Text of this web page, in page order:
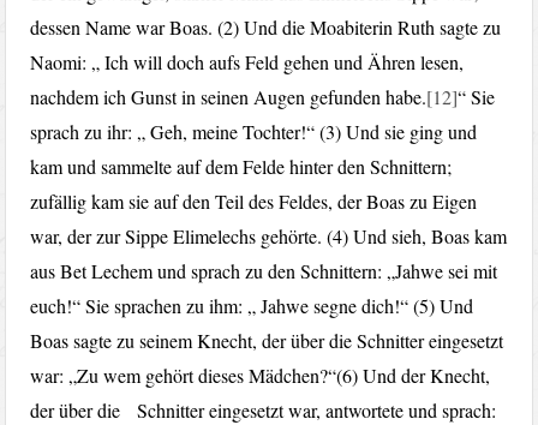
dessen Name war Boas. (2) Und die Moabiterin Ruth sagte zu
Naomi: „ Ich will doch aufs Feld gehen und Ähren lesen,
nachdem ich Gunst in seinen Augen gefunden habe.[12]“ Sie
sprach zu ihr: „ Geh, meine Tochter!“ (3) Und sie ging und
kam und sammelte auf dem Felde hinter den Schnittern;
zufällig kam sie auf den Teil des Feldes, der Boas zu Eigen
war, der zur Sippe Elimelechs gehörte. (4) Und sieh, Boas kam
aus Bet Lechem und sprach zu den Schnittern: „Jahwe sei mit
euch!“ Sie sprachen zu ihm: „ Jahwe segne dich!“ (5) Und
Boas sagte zu seinem Knecht, der über die Schnitter eingesetzt
war: „Zu wem gehört dieses Mädchen?“(6) Und der Knecht,
der über die Schnitter eingesetzt war, antwortete und sprach: